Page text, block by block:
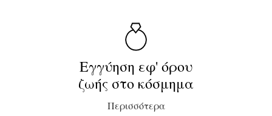
Εγγύηση εφ' όρου
ζωής στο κόσμημα
Περισσότερα